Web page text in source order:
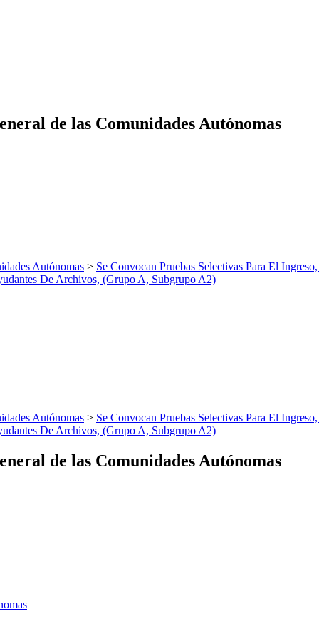
de las Comunidades Autónomas
Autónomas > Se Convocan Pruebas Selectivas Para El
De Archivos, (Grupo A, Subgrupo A2)
Autónomas > Se Convocan Pruebas Selectivas Para El
De Archivos, (Grupo A, Subgrupo A2)
de las Comunidades Autónomas